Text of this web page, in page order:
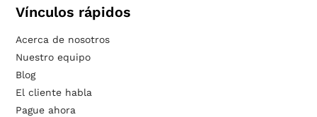
Vínculos rápidos
Acerca de nosotros
Nuestro equipo
Blog
El cliente habla
Pague ahora